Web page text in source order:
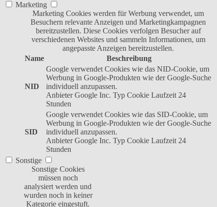
Marketing
Marketing Cookies werden für Werbung verwendet, um
Besuchern relevante Anzeigen und Marketingkampagnen
bereitzustellen. Diese Cookies verfolgen Besucher auf
verschiedenen Websites und sammeln Informationen, um
angepasste Anzeigen bereitzustellen.
Name
Beschreibung
NID
Google verwendet Cookies wie das NID-Cookie, um
Werbung in Google-Produkten wie der Google-Suche
individuell anzupassen.
Anbieter Google Inc. Typ Cookie Laufzeit 24
Stunden
SID
Google verwendet Cookies wie das SID-Cookie, um
Werbung in Google-Produkten wie der Google-Suche
individuell anzupassen.
Anbieter Google Inc. Typ Cookie Laufzeit 24
Stunden
Sonstige
Sonstige Cookies
müssen noch
analysiert werden und
wurden noch in keiner
Kategorie eingestuft.